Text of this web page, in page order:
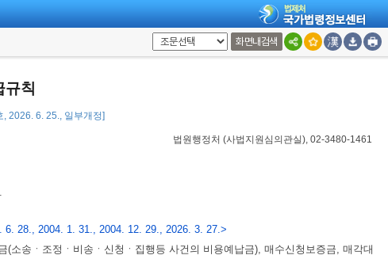
화면내검색
규칙
2026. 6. 25., 일부개정]
법원행정처 (사법지원심의관실), 02-3480-1461
6. 28., 2004. 1. 31., 2004. 12. 29., 2026. 3. 27.>
(소송ㆍ조정ㆍ비송ㆍ신청ㆍ집행등 사건의 비용예납금), 매수신청보증금, 매각대